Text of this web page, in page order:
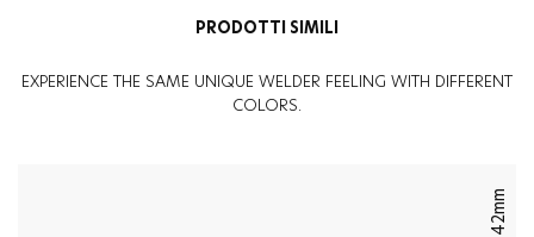
PRODOTTI SIMILI
EXPERIENCE THE SAME UNIQUE WELDER FEELING WITH DIFFERENT
COLORS.
42mm